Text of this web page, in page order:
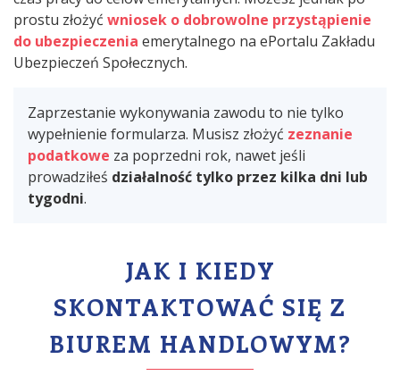
prostu złożyć wniosek o dobrowolne przystąpienie
do ubezpieczenia emerytalnego na ePortalu Zakładu
Ubezpieczeń Społecznych.
Zaprzestanie wykonywania zawodu to nie tylko
wypełnienie formularza. Musisz złożyć zeznanie
podatkowe za poprzedni rok, nawet jeśli
prowadziłeś działalność tylko przez kilka dni lub
tygodni.
JAK I KIEDY
SKONTAKTOWAĆ SIĘ Z
BIUREM HANDLOWYM?